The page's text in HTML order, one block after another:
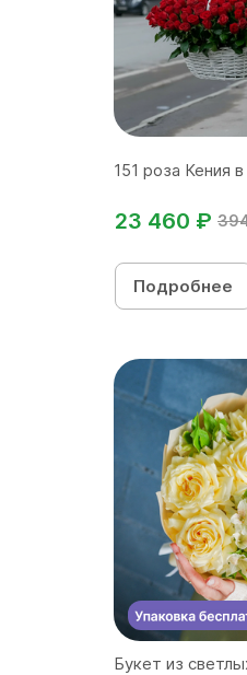
151 роза Кения
23 460 ₽
Подробнее
Букет из